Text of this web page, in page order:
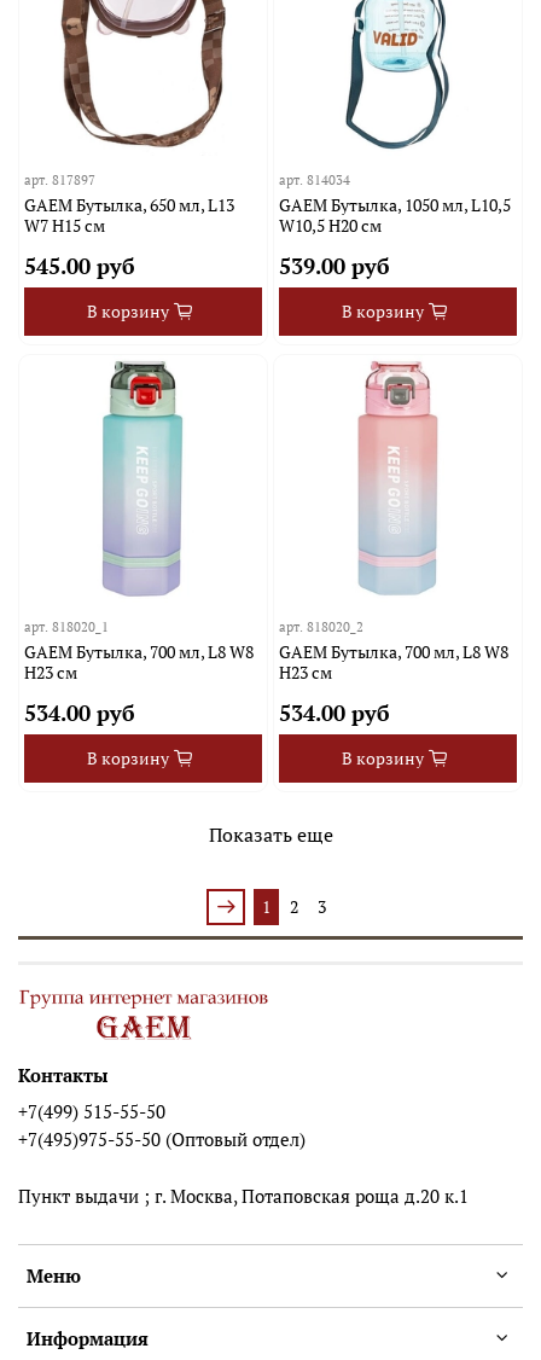
арт.817897
GAEM Бутылка, 650 мл, L13
W7 H15 см
545.00 руб
В корзину
арт. 814034
GAEM Бутылка, 1050 мл, L10,5
W10,5 H20 см
539.00 руб
В корзину
арт.818020_1
GAEM Бутылка, 700 мл, L8 W8
H23 см
534.00 руб
В корзину
арт. 818020_2
GAEM Бутылка, 700 мл, L8 W8
H23 см
534.00 руб
В корзину
Показать еще
1 2 3
Меню
Информация
Контакты
+7(499) 515-55-50
+7(495)975-55-50 (Оптовый отдел)
Пункт выдачи ; г. Москва, Потаповская роща д.20 к.1